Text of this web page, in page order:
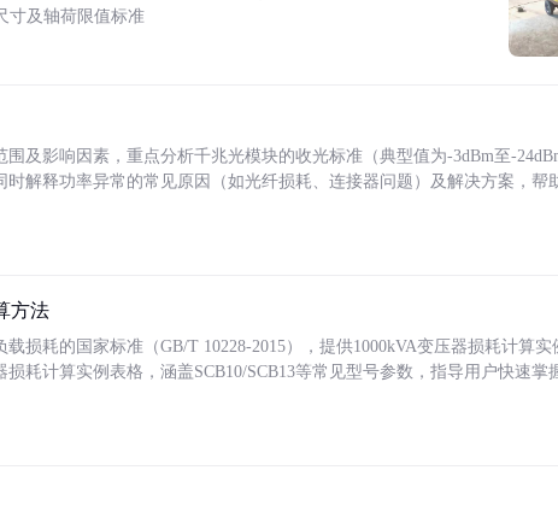
寸及轴荷限值标准
及影响因素，重点分析千兆光模块的收光标准（典型值为-3dBm至-
解释功率异常的常见原因（如光纤损耗、连接器问题）及解决方案，帮
方法
损耗的国家标准（GB/T 10228-2015），提供1000kVA变压器损耗计算实
耗计算实例表格，涵盖SCB10/SCB13等常见型号参数，指导用户快速掌